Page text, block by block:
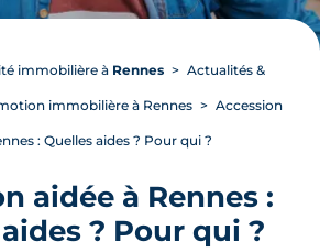
immobilière à Rennes Actualités &
immobilière à Rennes Accession
: Quelles aides ? Pour qui ?
aidée à Rennes :
? Pour qui ?